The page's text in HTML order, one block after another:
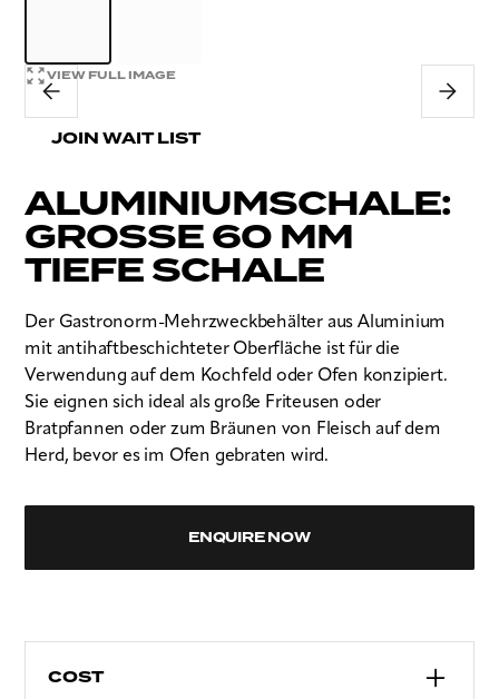
VIEW FULL IMAGE
JOIN WAIT LIST
ALUMINIUMSCHALE:
GROSSE 60 MM T
IEFE SCHALE
Der Gastronorm-Mehrzweckbehälter aus Aluminium
mit antihaftbeschichteter Oberfläche ist für die
Verwendung auf dem Kochfeld oder Ofen konzipiert.
Sie eignen sich ideal als große Friteusen oder
Bratpfannen oder zum Bräunen von Fleisch auf dem
Herd, bevor es im Ofen gebraten wird.
ENQUIRE NOW
COST